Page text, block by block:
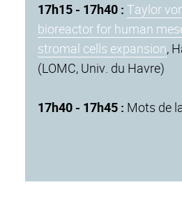
17h15 - 17h40 : Taylor
bioreactor for human
stromal cells expansion,
(LOMC, Univ. du Havre)
17h40 - 17h45 : Mots de